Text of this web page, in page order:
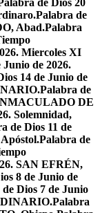
de Dios 20
Palabra de
Abad.Palabra
Miercoles XI
Junio de 2026.
14 de Junio de
Palabra de
DE
Solemnidad,
de Dios 11 de
Palabra de
SAN EFRÉN,
8 de Junio de
Dios 7 de Junio
Palabra